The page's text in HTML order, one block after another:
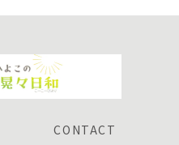
CONTACT